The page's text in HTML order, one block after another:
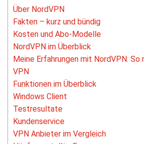
Über NordVPN
Fakten – kurz und bündig
Kosten und Abo-Modelle
NordVPN im Überblick
Meine Erfahrungen mit NordVPN: So
VPN
Funktionen im Überblick
Windows Client
Testresultate
Kundenservice
VPN Anbieter im Vergleich